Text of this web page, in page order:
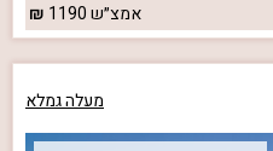
אמצ״ש1190
מעלה גמלא